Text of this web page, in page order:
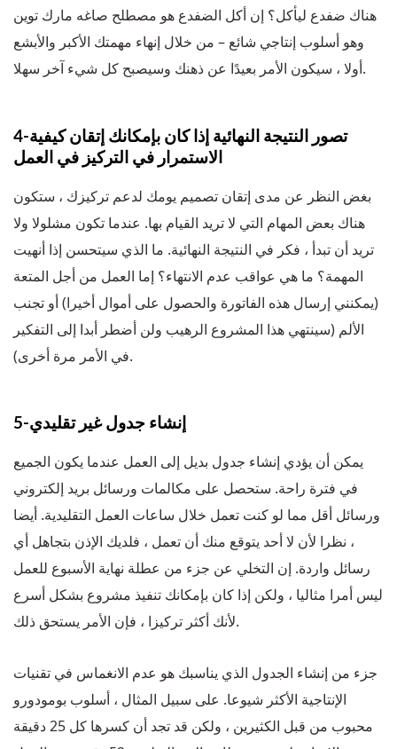
هناك ضفدع ليأكل؟ إن أكل الضفدع هو مصطلح صاغه مارك توين
وهو أسلوب إنتاجي شائع – من خلال إنهاء مهمتك الأكبر والأبشع
أولا ، سيكون الأمر بعيدًا عن ذهنك وسيصبح كل شيء آخر سهلا.
4-تصور النتيجة النهائية إذا كان بإمكانك إتقان كيفية
الاستمرار في التركيز في العمل
بغض النظر عن مدى إتقان تصميم يومك لدعم تركيزك ، ستكون
هناك بعض المهام التي لا تريد القيام بها. عندما تكون مشلولا ولا
تريد أن تبدأ ، فكر في النتيجة النهائية. ما الذي سيتحسن إذا أنهيت
المهمة؟ ما هي عواقب عدم الانتهاء؟ إما العمل من أجل المتعة
(يمكنني إرسال هذه الفاتورة والحصول على أموال أخيرا) أو تجنب
الألم (سينتهي هذا المشروع الرهيب ولن أضطر أبدا إلى التفكير
في الأمر مرة أخرى).
5-إنشاء جدول غير تقليدي
يمكن أن يؤدي إنشاء جدول بديل إلى العمل عندما يكون الجميع
في فترة راحة. ستحصل على مكالمات ورسائل بريد إلكتروني
ورسائل أقل مما لو كنت تعمل خلال ساعات العمل التقليدية. أيضا
، نظرا لأن لا أحد يتوقع منك أن تعمل ، فلديك الإذن بتجاهل أي
رسائل واردة. إن التخلي عن جزء من عطلة نهاية الأسبوع للعمل
ليس أمرا مثاليا ، ولكن إذا كان بإمكانك تنفيذ مشروع بشكل أسرع
لأنك أكثر تركيزا ، فإن الأمر يستحق ذلك.
جزء من إنشاء الجدول الذي يناسبك هو عدم الانغماس في تقنيات
الإنتاجية الأكثر شيوعا. على سبيل المثال ، أسلوب بومودورو
محبوب من قبل الكثيرين ، ولكن قد تجد أن كسرها كل 25 دقيقة